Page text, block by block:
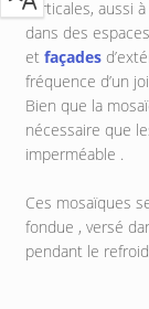
verticales, aussi
dans des
et façades
fréquence d’un
Bien que la
nécessaire que
imperméable .
Ces mosaïques
fondue , versé
pendant le